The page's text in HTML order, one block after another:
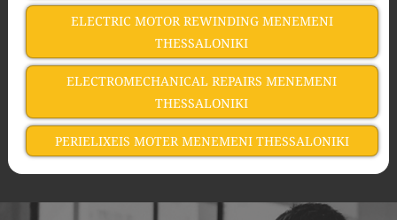
ELECTRIC MOTOR REWINDING MENEMENI
THESSALONIKI
ELECTROMECHANICAL REPAIRS MENEMENI
THESSALONIKI
PERIELIXEIS MOTER MENEMENI THESSALONIKI